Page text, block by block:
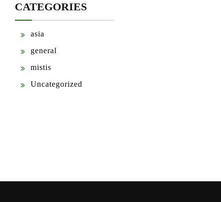
CATEGORIES
asia
general
mistis
Uncategorized